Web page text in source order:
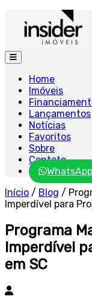
Home
Imóveis
Lançamentos
Notícias
Favoritos
Sobre
Contato
WhatsApp
Início / Blog /
Imperdível para
Programa
Imperdível
em SC